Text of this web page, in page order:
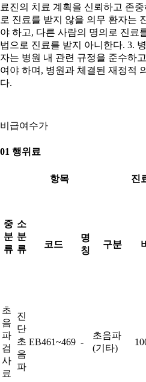
료진의 치료 계획을 신뢰하고 존
로 진료를 받지 않을 의무 환자는
야 하고, 다른 사람의 명의로 진료
법으로 진료를 받지 아니한다. 3.
자는 병원 내 관련 규정을 준수하
여야 하며, 병원과 체결된 재정적
다.
비급여수가
01 행위료
중
분
류
소
분
류
항목 진
코드
명
칭
구분
초
음
파
검
사
료
진
단
초
음
파
EB461~469 -
초음파
(기타)